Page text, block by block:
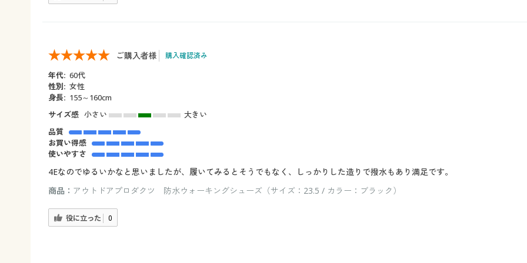
ご購入者様 購入確認済み
年代: 60代
性別: 女性
身長: 155～160cm
サイズ感 小さい
大きい
品質
お買い得感
使いやすさ
4Eなのでゆるいかなと思いましたが、履いてみるとそうでもなく、しっかりした造りで撥水もあり満足です。
商品： アウトドアプロダクツ 防水ウォーキングシューズ（サイズ：23.5 / カラー：ブラック）
役に立った 0